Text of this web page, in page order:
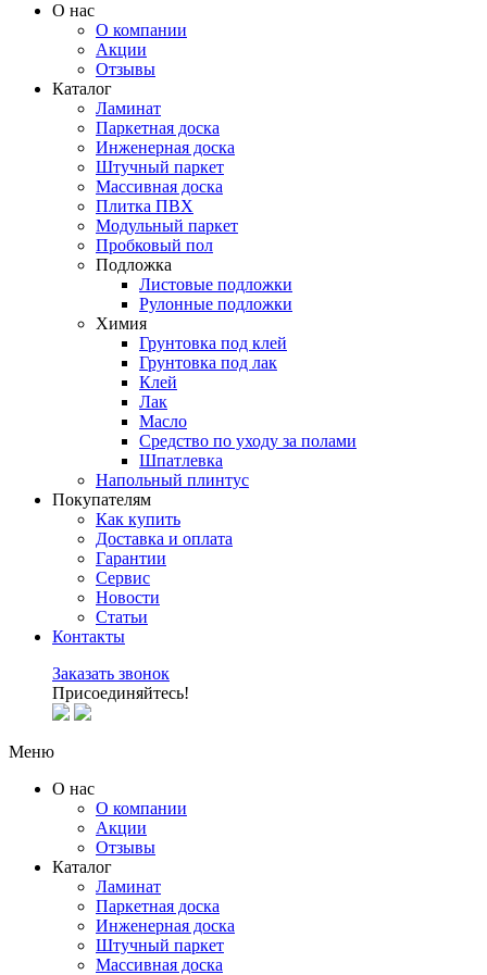
О нас
О компании
Акции
Отзывы
Каталог
Ламинат
Паркетная доска
Инженерная доска
Штучный паркет
Массивная доска
Плитка ПВХ
Модульный паркет
Пробковый пол
Подложка
Листовые подложки
Рулонные подложки
Химия
Грунтовка под клей
Грунтовка под лак
Клей
Лак
Масло
Средство по уходу за полами
Шпатлевка
Напольный плинтус
Покупателям
Как купить
Доставка и оплата
Гарантии
Сервис
Новости
Статьи
Контакты
Заказать звонок
Присоединяйтесь!
Меню
О нас
О компании
Акции
Отзывы
Каталог
Ламинат
Паркетная доска
Инженерная доска
Штучный паркет
Массивная доска